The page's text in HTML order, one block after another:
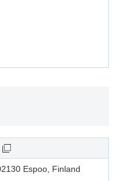
Espoo, Finland